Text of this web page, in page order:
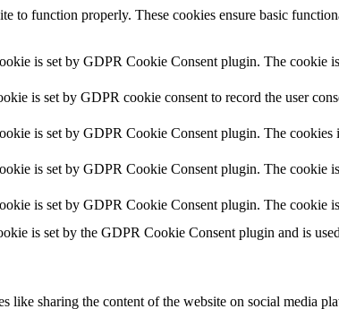
to function properly. These cookies ensure basic
is set by GDPR Cookie Consent plugin. The cookie
is set by GDPR cookie consent to record the user
is set by GDPR Cookie Consent plugin. The cookies
is set by GDPR Cookie Consent plugin. The cookie
is set by GDPR Cookie Consent plugin. The cookie
is set by the GDPR Cookie Consent plugin and is
sharing the content of the website on social media